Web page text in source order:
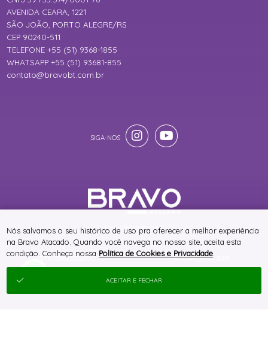
SITE 100% SEGURO PLATAFORMA B2B
AVENIDA CEARA, 1221
SÃO JOÃO, PORTO ALEGRE/RS
CEP 90240-511
TELEFONE +55 (51) 9368-1855
WHATSAPP +55 (51) 93681-855
contato@bravobt.com.br
® TODOS DIREITOS RESERVADOS
Nós salvamos o seu histórico de uso pra oferecer a melhor experiência
na Bravo Atacado. Quando você navega no nosso site, aceita esta
condição. Conheça nossa Política de Cookies e Privacidade
ACEITAR E FECHAR